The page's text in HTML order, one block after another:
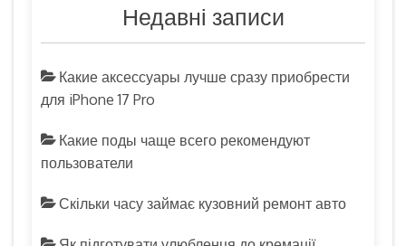
Недавні записи
Какие аксессуары лучше сразу приобрести
для iPhone 17 Pro
Какие поды чаще всего рекомендуют
пользователи
Скільки часу займає кузовний ремонт авто